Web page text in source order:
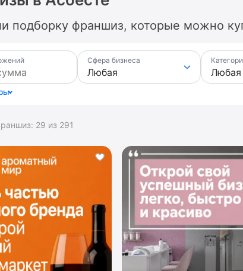
подборку франшиз, которые можно
Сфера бизнеса
29 из 291